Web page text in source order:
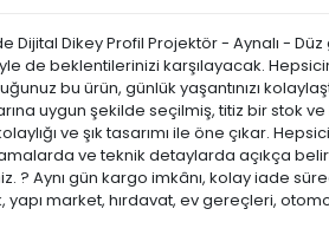
Dijital Dikey Profil Projektör - Aynalı -
de beklentilerinizi karşılayacak.
bu ürün, günlük yaşantınızı
uygun şekilde seçilmiş, titiz bir stok
ve şık tasarımı ile öne çıkar.
ve teknik detaylarda açıkça
? Aynı gün kargo imkânı, kolay iade
yapı market, hırdavat, ev gereçleri,